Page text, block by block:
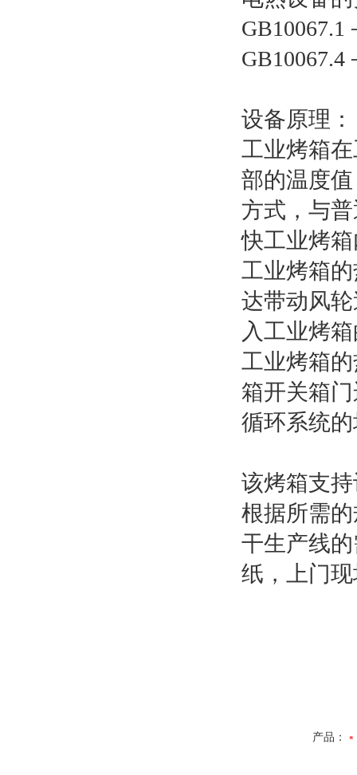
设备原理：
工业烤箱
部的温度
方式，与
快工业烤
工业烤箱
达带动风
入工业烤
工业烤箱
箱开关箱
循环系统
该烤箱支
根据所需
干生产线
纸，上门
产品：